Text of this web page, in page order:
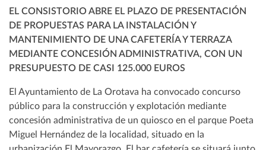
EL CONSISTORIO ABRE EL PLAZO DE PRESENTACIÓN
DE PROPUESTAS PARA LA INSTALACIÓN Y
MANTENIMIENTO DE UNA CAFETERÍA Y TERRAZA
MEDIANTE CONCESIÓN ADMINISTRATIVA, CON UN
PRESUPUESTO DE CASI 125.000 EUROS
El Ayuntamiento de La Orotava ha convocado concurso
público para la construcción y explotación mediante
concesión administrativa de un quiosco en el parque Poeta
Miguel Hernández de la localidad, situado en la